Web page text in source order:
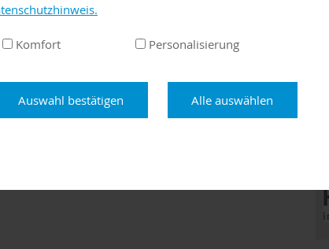
Komfort Personalisierung
Auswahl bestätigen Alle auswählen